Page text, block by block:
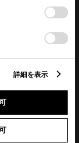
っては、当社の
いて
」をご覧くだ
詳細を表示